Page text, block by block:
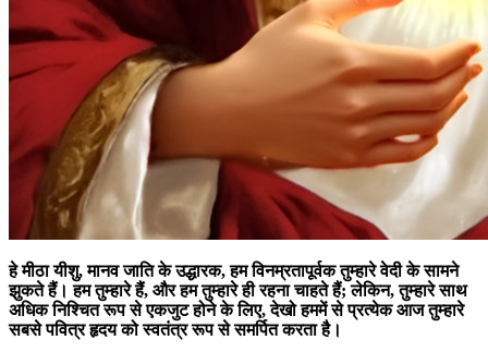
हे मीठा यीशु, मानव जाति के उद्धारक, हम विनम्रतापूर्वक तुम्हारे वेदी के सामने
झुकते हैं। हम तुम्हारे हैं, और हम तुम्हारे ही रहना चाहते हैं; लेकिन, तुम्हारे साथ
अधिक निश्चित रूप से एकजुट होने के लिए, देखो हममें से प्रत्येक आज तुम्हारे
सबसे पवित्र हृदय को स्वतंत्र रूप से समर्पित करता है।